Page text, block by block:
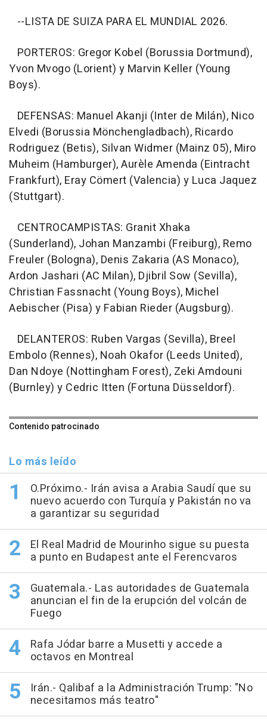
--LISTA DE SUIZA PARA EL MUNDIAL 2026.
PORTEROS: Gregor Kobel (Borussia Dortmund),
Yvon Mvogo (Lorient) y Marvin Keller (Young
Boys).
DEFENSAS: Manuel Akanji (Inter de Milán), Nico
Elvedi (Borussia Mönchengladbach), Ricardo
Rodriguez (Betis), Silvan Widmer (Mainz 05), Miro
Muheim (Hamburger), Aurèle Amenda (Eintracht
Frankfurt), Eray Cömert (Valencia) y Luca Jaquez
(Stuttgart).
CENTROCAMPISTAS: Granit Xhaka
(Sunderland), Johan Manzambi (Freiburg), Remo
Freuler (Bologna), Denis Zakaria (AS Monaco),
Ardon Jashari (AC Milan), Djibril Sow (Sevilla),
Christian Fassnacht (Young Boys), Michel
Aebischer (Pisa) y Fabian Rieder (Augsburg).
DELANTEROS: Ruben Vargas (Sevilla), Breel
Embolo (Rennes), Noah Okafor (Leeds United),
Dan Ndoye (Nottingham Forest), Zeki Amdouni
(Burnley) y Cedric Itten (Fortuna Düsseldorf).
Contenido patrocinado
Lo más leído
O.Próximo.- Irán avisa a Arabia Saudí que su
nuevo acuerdo con Turquía y Pakistán no va
a garantizar su seguridad
El Real Madrid de Mourinho sigue su puesta
a punto en Budapest ante el Ferencvaros
Guatemala.- Las autoridades de Guatemala
anuncian el fin de la erupción del volcán de
Fuego
Rafa Jódar barre a Musetti y accede a
octavos en Montreal
Irán.- Qalibaf a la Administración Trump: "No
necesitamos más teatro"